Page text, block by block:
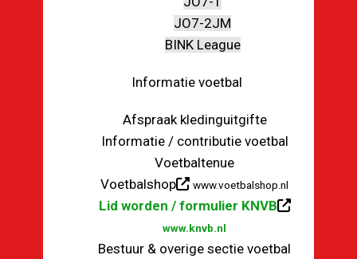
JO7-2JM
BINK League
Informatie voetbal
Afspraak kledinguitgifte
Informatie / contributie voetbal
Voetbaltenue
Voetbalshop
www.voetbalshop.nl
Lid worden / formulier KNVB
www.knvb.nl
Bestuur & overige sectie voetbal